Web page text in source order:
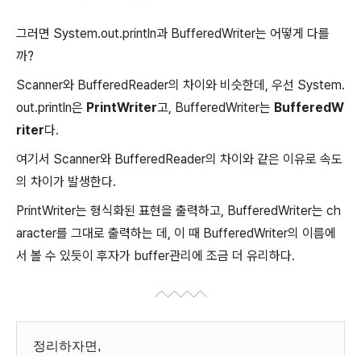
그러면 System.out.println과 BufferedWriter는 어떻게 다를
까?
Scanner와 BufferedReader의 차이와 비슷한데, 우선 System.
out.println은 PrintWriter고, BufferedWriter는 BufferedW
riter다.
여기서 Scanner와 BufferedReader의 차이와 같은 이유로 속도
의 차이가 발생한다.
PrintWriter는 형식화된 표현을 출력하고, BufferedWriter는 ch
aracter를 그대로 출력하는 데, 이 때 BufferedWriter의 이름에
서 볼 수 있듯이 후자가 buffer관리에 조금 더 유리하다.
정리하자면,